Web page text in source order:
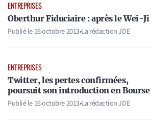
ENTREPRISES
Oberthur Fiduciaire : après le Wei-Ji
Publié le16 octobre 2013•La rédaction JDE
ENTREPRISES
Twitter, les pertes confirmées,
poursuit son introduction en Bourse
Publié le16 octobre 2013•La rédaction JDE